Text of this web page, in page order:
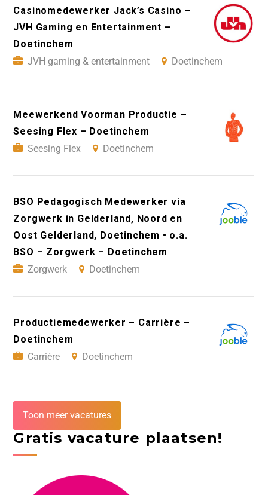
Casinomedewerker Jack’s Casino –
JVH Gaming en Entertainment –
Doetinchem
JVH gaming & entertainment
Doetinchem
Meewerkend Voorman Productie –
Seesing Flex – Doetinchem
Seesing Flex
Doetinchem
BSO Pedagogisch Medewerker via
Zorgwerk in Gelderland, Noord en
Oost Gelderland, Doetinchem • o.a.
BSO – Zorgwerk – Doetinchem
Zorgwerk
Doetinchem
Productiemedewerker – Carrière –
Doetinchem
Carrière
Doetinchem
Toon meer vacatures
Gratis vacature plaatsen!